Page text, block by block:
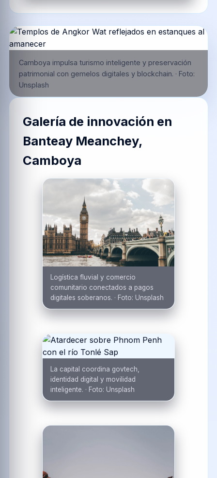
Camboya impulsa turismo inteligente y preservación
patrimonial con gemelos digitales y blockchain. · Foto:
Unsplash
Galería de innovación en
Banteay Meanchey,
Camboya
Logística fluvial y comercio
comunitario conectados a pagos
digitales soberanos. · Foto: Unsplash
La capital coordina govtech,
identidad digital y movilidad
inteligente. · Foto: Unsplash